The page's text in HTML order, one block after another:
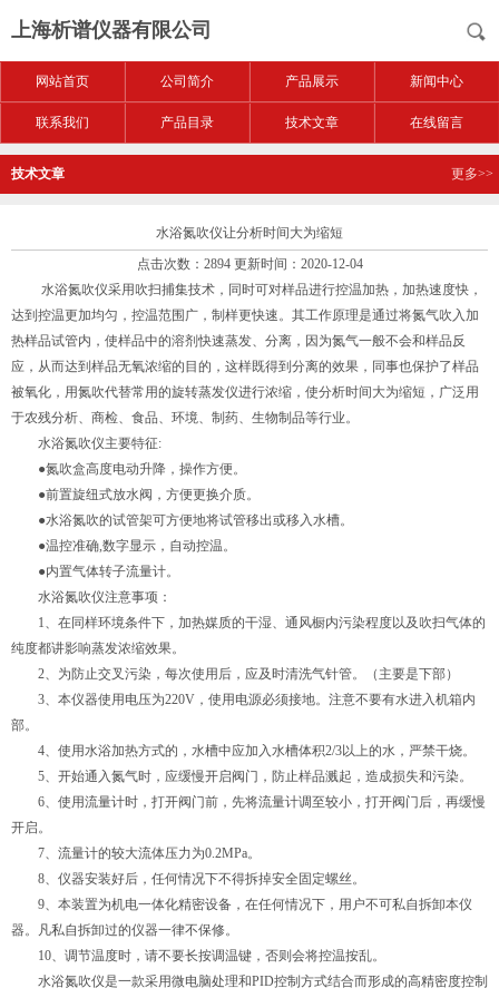
上海析谱仪器有限公司
网站首页 公司简介 产品展示 新闻中心
联系我们 产品目录 技术文章 在线留言
技术文章 更多>>
水浴氮吹仪让分析时间大为缩短
点击次数：2894 更新时间：2020-12-04
水浴氮吹仪采用吹扫捕集技术，同时可对样品进行控温加热，加热速度快，
达到控温更加均匀，控温范围广，制样更快速。其工作原理是通过将氮气吹入加
热样品试管内，使样品中的溶剂快速蒸发、分离，因为氮气一般不会和样品反
应，从而达到样品无氧浓缩的目的，这样既得到分离的效果，同事也保护了样品
被氧化，用氮吹代替常用的旋转蒸发仪进行浓缩，使分析时间大为缩短，广泛用
于农残分析、商检、食品、环境、制药、生物制品等行业。
水浴氮吹仪主要特征:
●氮吹盒高度电动升降，操作方便。
●前置旋纽式放水阀，方便更换介质。
●水浴氮吹的试管架可方便地将试管移出或移入水槽。
●温控准确,数字显示，自动控温。
●内置气体转子流量计。
水浴氮吹仪注意事项：
1、在同样环境条件下，加热媒质的干湿、通风橱内污染程度以及吹扫气体的
纯度都讲影响蒸发浓缩效果。
2、为防止交叉污染，每次使用后，应及时清洗气针管。（主要是下部）
3、本仪器使用电压为220V，使用电源必须接地。注意不要有水进入机箱内
部。
4、使用水浴加热方式的，水槽中应加入水槽体积2/3以上的水，严禁干烧。
5、开始通入氮气时，应缓慢开启阀门，防止样品溅起，造成损失和污染。
6、使用流量计时，打开阀门前，先将流量计调至较小，打开阀门后，再缓慢
开启。
7、流量计的较大流体压力为0.2MPa。
8、仪器安装好后，任何情况下不得拆掉安全固定螺丝。
9、本装置为机电一体化精密设备，在任何情况下，用户不可私自拆卸本仪
器。凡私自拆卸过的仪器一律不保修。
10、调节温度时，请不要长按调温键，否则会将控温按乱。
水浴氮吹仪是一款采用微电脑处理和PID控制方式结合而形成的高精密度控制